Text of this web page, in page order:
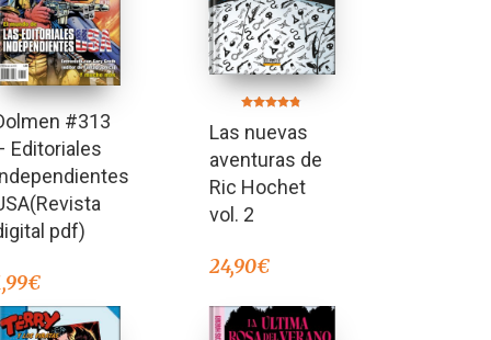
#313
Editoriales
pdf)
€
4.67
de 5
Las nuevas
aventuras de
Ric Hochet
vol. 2
24,90€